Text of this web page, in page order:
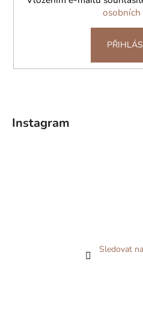
osobních
Instagram
Sledovat